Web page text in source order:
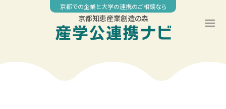
京都での企業と大学の連携のご相談なら
京都知恵産業創造の森